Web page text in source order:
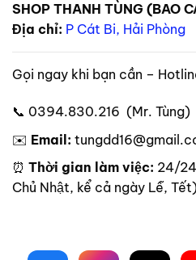
SHOP THANH TÙNG (BAO
Địa chỉ: P Cát Bi, Hải Phòng
Gọi ngay khi bạn cần –
📞 0394.830.216 (Mr. Tùng)
✉️ Email:
⏰ Thời gian làm việc: 24/
Chủ Nhật, kể cả ngày Lễ,